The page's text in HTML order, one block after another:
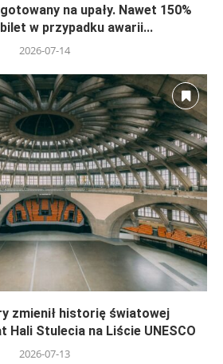
na upały. Nawet 150%
w przypadku awarii...
2026-07-14
zmienił historię światowej
Hali Stulecia na Liście UNESCO
2026-07-13